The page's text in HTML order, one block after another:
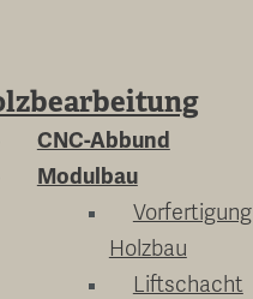
CNC-Abbund
Modulbau
Vorfertigung
Holzbau
Liftschacht